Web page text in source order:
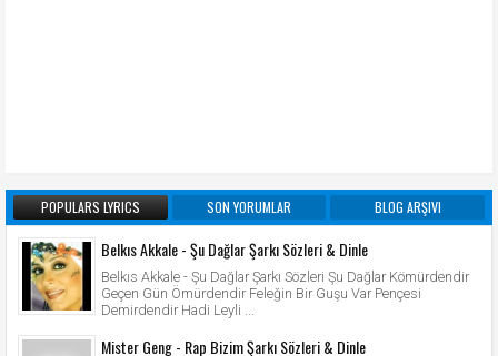
POPULARS LYRICS SON YORUMLAR BLOG ARŞIVI
Belkıs Akkale - Şu Dağlar Şarkı Sözleri & Dinle
Belkıs Akkale - Şu Dağlar Şarkı Sözleri Şu Dağlar Kömürdendir
Geçen Gün Ömürdendir Feleğin Bir Guşu Var Pençesi
Demirdendir Hadi Leyli ...
Mister Geng - Rap Bizim Şarkı Sözleri & Dinle